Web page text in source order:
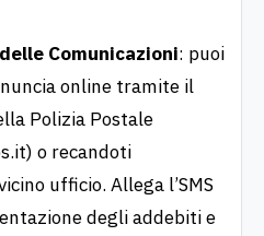
Comunicazioni: puoi
online tramite il
Polizia Postale
o recandoti
ufficio. Allega l’SMS
degli addebiti e